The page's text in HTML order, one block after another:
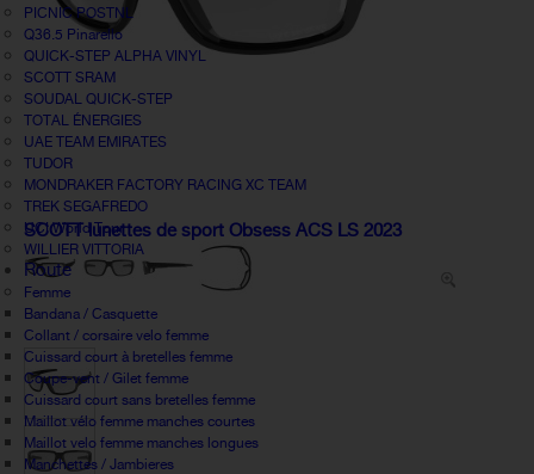
PICNIC POSTNL
Q36.5 Pinarello
QUICK-STEP ALPHA VINYL
SCOTT SRAM
SOUDAL QUICK-STEP
TOTAL ÉNERGIES
UAE TEAM EMIRATES
TUDOR
MONDRAKER FACTORY RACING XC TEAM
TREK SEGAFREDO
UCI World Tour
WILLIER VITTORIA
Route
Femme
Bandana / Casquette
Collant / corsaire velo femme
Cuissard court à bretelles femme
Coupe-vent / Gilet femme
Cuissard court sans bretelles femme
Maillot vélo femme manches courtes
Maillot velo femme manches longues
Manchettes / Jambieres
SCOTT lunettes de sport Obsess ACS LS 2023